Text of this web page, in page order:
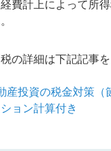
費計上によって所
の詳細は下記記事
産投資の税金対策（
ョン計算付き